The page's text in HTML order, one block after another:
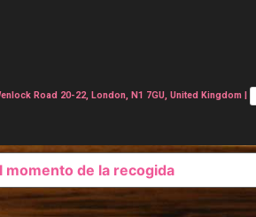
Road 20-22, London, N1 7GU, United Kingdom |
momento de la recogida